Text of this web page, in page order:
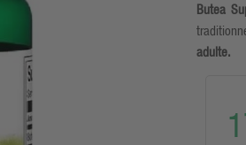
Butea
adulte.